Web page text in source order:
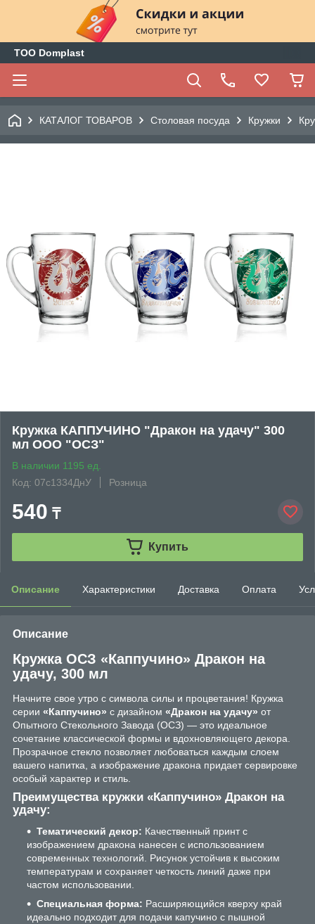
ТОО Domplast
КАТАЛОГ ТОВАРОВ Столовая посуда Кружки
Кружка КАППУЧИНО "Дракон на удачу" 300
мл ООО "ОСЗ"
В наличии 1195 ед.
Код: 07с1334ДнУ
Розница
540 ₸
Купить
Описание Характеристики Доставка Оплата
Описание
Кружка ОСЗ «Каппучино» Дракон на
удачу, 300 мл
Начните свое утро с символа силы и процветания! Кружка
серии «Каппучино» с дизайном «Дракон на удачу» от
Опытного Стекольного Завода (ОСЗ) — это идеальное
сочетание классической формы и вдохновляющего декора.
Прозрачное стекло позволяет любоваться каждым слоем
вашего напитка, а изображение дракона придает сервировке
особый характер и стиль.
Преимущества кружки «Каппучино» Дракон на
удачу:
Тематический декор: Качественный принт с
изображением дракона нанесен с использованием
современных технологий. Рисунок устойчив к высоким
температурам и сохраняет четкость линий даже при
частом использовании.
Специальная форма: Расширяющийся кверху край
идеально подходит для подачи капучино с пышной